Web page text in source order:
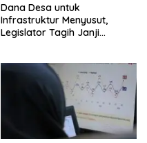
Dana Desa untuk
Infrastruktur Menyusut,
Legislator Tagih Janji